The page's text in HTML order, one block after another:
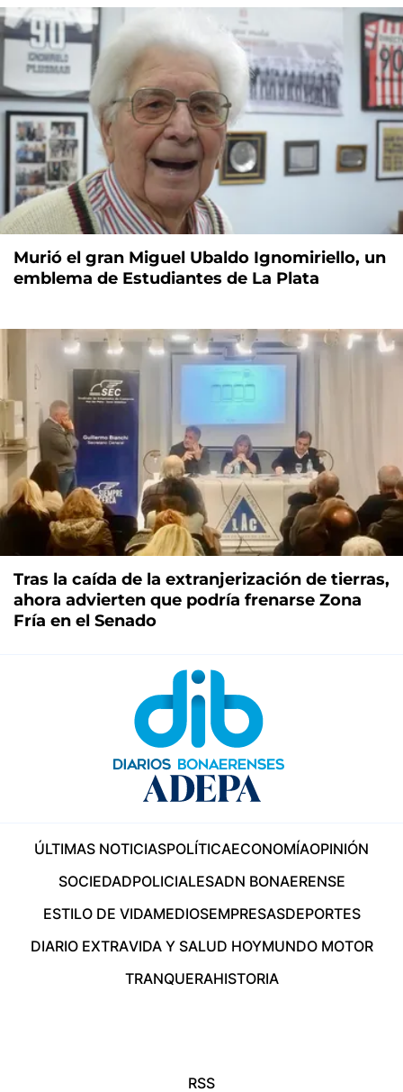
Murió el gran Miguel Ubaldo Ignomiriello, un
emblema de Estudiantes de La Plata
Tras la caída de la extranjerización de tierras,
ahora advierten que podría frenarse Zona
Fría en el Senado
ÚLTIMAS NOTICIASPOLÍTICAECONOMÍAOPINIÓN
SOCIEDADPOLICIALESADN BONAERENSE
ESTILO DE VIDAMEDIOSEMPRESASDEPORTES
DIARIO EXTRAVIDA Y SALUD HOYMUNDO MOTOR
TRANQUERAHISTORIA
RSS